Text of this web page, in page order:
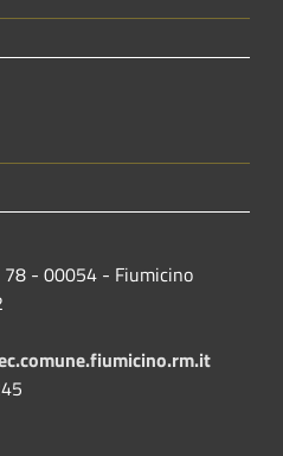
78 - 00054 - Fiumicino